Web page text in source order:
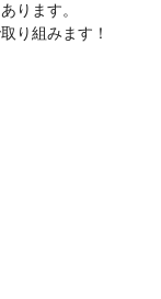
ります。
り組みます！